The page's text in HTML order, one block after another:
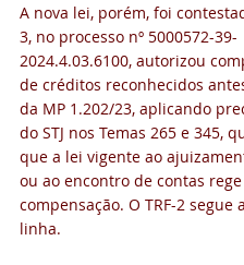
A nova lei, porém, foi
3, no processo nº 5000572-39-
2024.4.03.6100, autorizou
de créditos reconhecidos
da MP 1.202/23, aplicando
do STJ nos Temas 265 e 345,
que a lei vigente ao
ou ao encontro de contas rege
compensação. O TRF-2 segue
linha.